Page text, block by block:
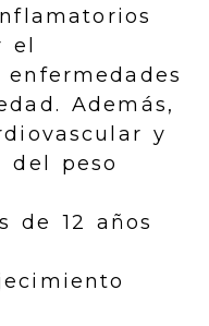
el
Además,
y
del peso
de 12 años